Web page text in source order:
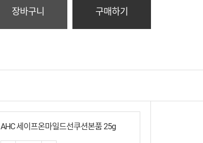
장바구니 구매하기
AHC 세이프온마일드선쿠션본품 25g